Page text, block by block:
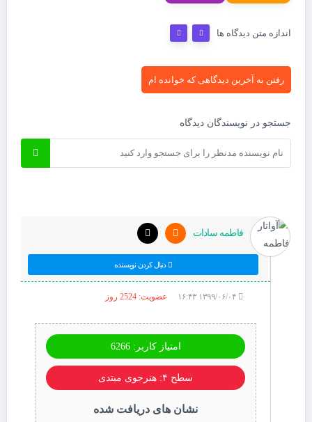
اندازه متن دیدگاه ها
رفتن به آخرین دیدگاهی که خوانده ام
جستجو در نویسندگان دیدگاه
فاطمه سادات
دنبال کردن نویسنده
عضویت: 2524 روز
امتیاز کاربر: 6266
سطح ۴: هنرجوی مبتدی
نشان های دریافت شده